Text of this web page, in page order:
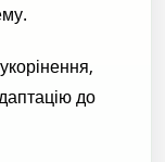
до